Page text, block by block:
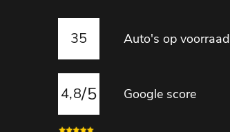
35 Auto's op voorraad
4,8/5 Google score